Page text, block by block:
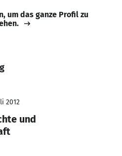
um das ganze Profil zu
2012
und